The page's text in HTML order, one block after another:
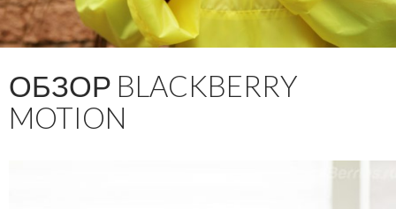
ОБЗОР BLACKBERRY
MOTION